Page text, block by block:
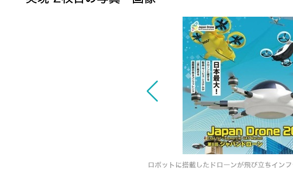
ロボットに搭載したドローンが飛び立ちイ